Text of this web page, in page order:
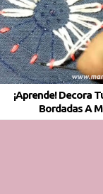
¡Aprende! Decora
Bordadas A